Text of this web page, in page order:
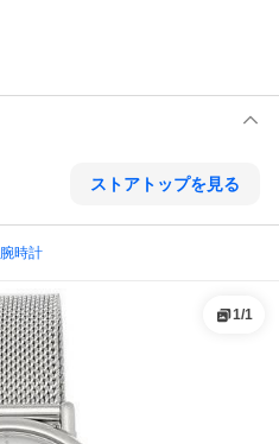
ストアトップを見る
腕時計
1/1